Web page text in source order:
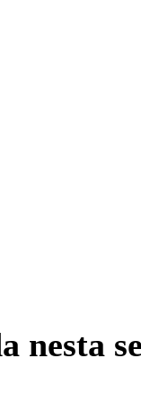
nesta